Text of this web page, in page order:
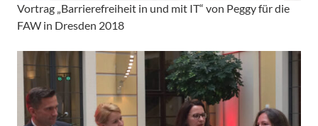
Vortrag „Barrierefreiheit in und mit IT“ von Peggy für die
FAW in Dresden 2018